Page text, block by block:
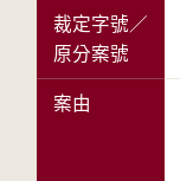
裁定字號／
原分案號
案由